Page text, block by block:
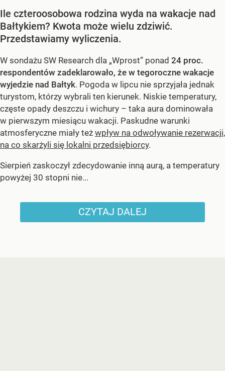
Ile czteroosobowa rodzina wyda na wakacje nad
Bałtykiem? Kwota może wielu zdziwić.
Przedstawiamy wyliczenia.
W sondażu SW Research dla „Wprost” ponad 24 proc.
respondentów zadeklarowało, że w tegoroczne wakacje
wyjedzie nad Bałtyk. Pogoda w lipcu nie sprzyjała jednak
turystom, którzy wybrali ten kierunek. Niskie temperatury,
częste opady deszczu i wichury – taka aura dominowała
w pierwszym miesiącu wakacji. Paskudne warunki
atmosferyczne miały też wpływ na odwoływanie rezerwacji,
na co skarżyli się lokalni przedsiębiorcy.
Sierpień zaskoczył zdecydowanie inną aurą, a temperatury
powyżej 30 stopni nie...
CZYTAJ DALEJ